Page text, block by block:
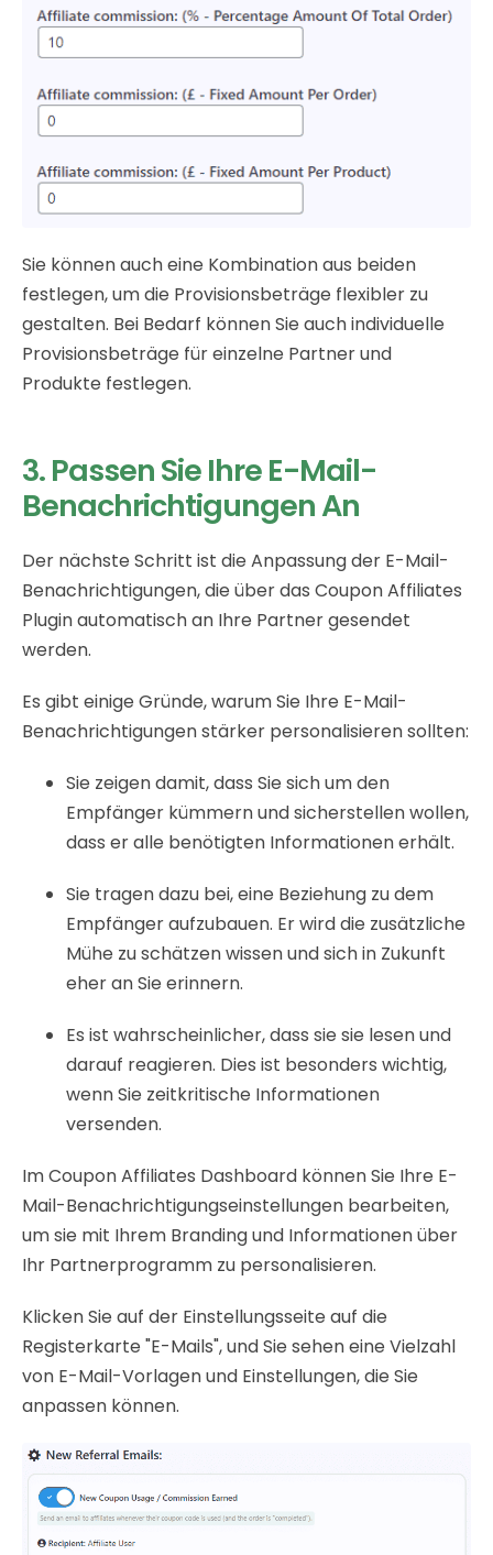
Sie können auch eine Kombination aus beiden
festlegen, um die Provisionsbeträge flexibler zu
gestalten. Bei Bedarf können Sie auch individuelle
Provisionsbeträge für einzelne Partner und
Produkte festlegen.
3. Passen Sie Ihre E-Mail-
Benachrichtigungen An
Der nächste Schritt ist die Anpassung der E-Mail-
Benachrichtigungen, die über das Coupon Affiliates
Plugin automatisch an Ihre Partner gesendet
werden.
Es gibt einige Gründe, warum Sie Ihre E-Mail-
Benachrichtigungen stärker personalisieren sollten:
Sie zeigen damit, dass Sie sich um den
Empfänger kümmern und sicherstellen wollen,
dass er alle benötigten Informationen erhält.
Sie tragen dazu bei, eine Beziehung zu dem
Empfänger aufzubauen. Er wird die zusätzliche
Mühe zu schätzen wissen und sich in Zukunft
eher an Sie erinnern.
Es ist wahrscheinlicher, dass sie sie lesen und
darauf reagieren. Dies ist besonders wichtig,
wenn Sie zeitkritische Informationen
versenden.
Im Coupon Affiliates Dashboard können Sie Ihre E-
Mail-Benachrichtigungseinstellungen bearbeiten,
um sie mit Ihrem Branding und Informationen über
Ihr Partnerprogramm zu personalisieren.
Klicken Sie auf der Einstellungsseite auf die
Registerkarte "E-Mails", und Sie sehen eine Vielzahl
von E-Mail-Vorlagen und Einstellungen, die Sie
anpassen können.